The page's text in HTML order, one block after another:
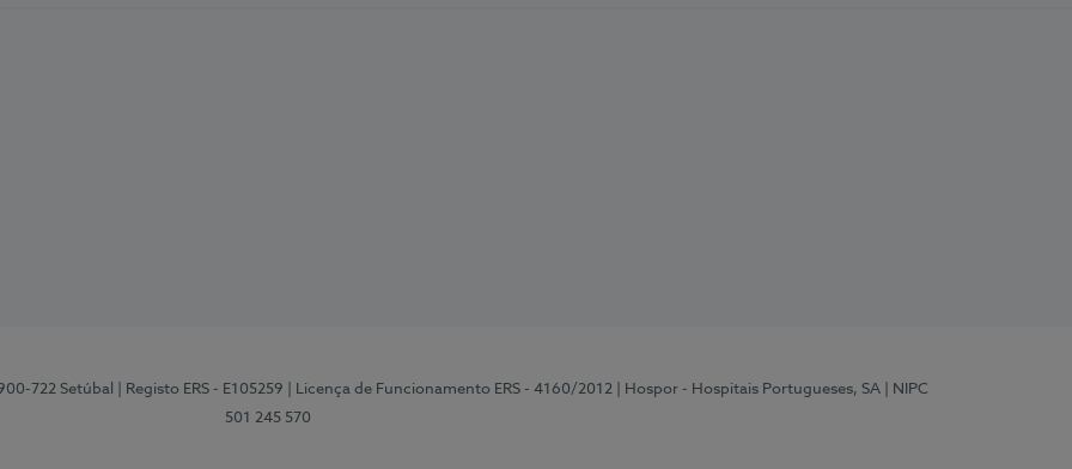
722 Setúbal | Registo ERS - E105259 | Licença de Funcionamento ERS - 4160/2012 | Hospor - Hospitais Portugueses, SA
| NIPC
501 245 570